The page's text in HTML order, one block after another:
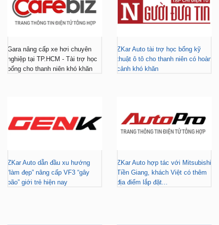
Gara nâng cấp xe hơi chuyên
nghiệp tại TP.HCM - Tài trợ học
bổng cho thanh niên khó khăn
ZKar Auto tài trợ học bổng kỹ
thuật ô tô cho thanh niên có hoàn
cảnh khó khăn
ZKar Auto dẫn đầu xu hướng
“làm đẹp” nâng cấp VF3 “gây
bão” giới trẻ hiện nay
ZKar Auto hợp tác với Mitsubishi
Tiền Giang, khách Việt có thêm
địa điểm lắp đặt...